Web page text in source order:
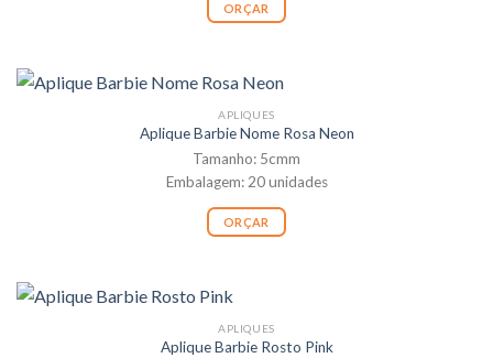
ORÇAR
APLIQUES
Aplique Barbie Nome Rosa Neon
Tamanho: 5cmm
Embalagem: 20 unidades
ORÇAR
APLIQUES
Aplique Barbie Rosto Pink